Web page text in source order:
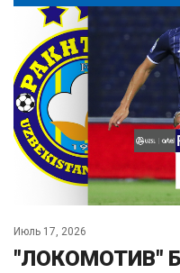
Июль 17, 2026
"ЛОКОМОТИВ"